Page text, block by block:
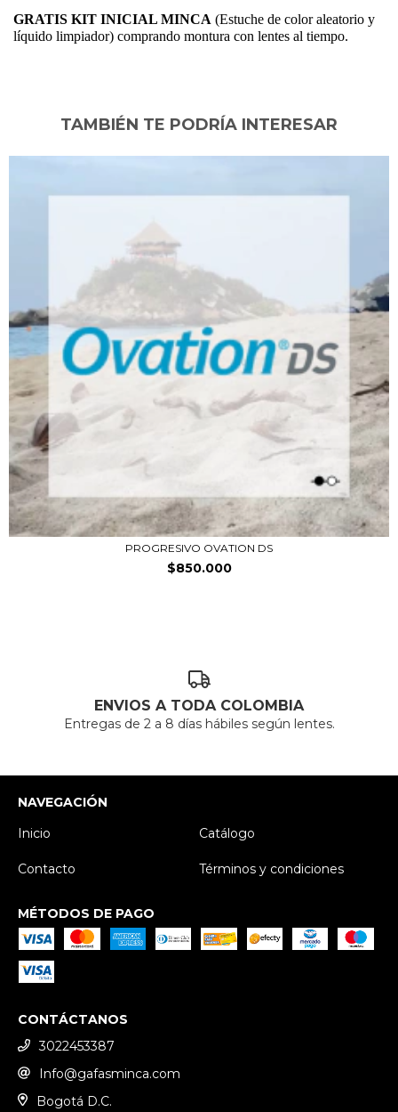
GRATIS KIT INICIAL MINCA (Estuche de color aleatorio y
líquido limpiador) comprando montura con lentes al tiempo.
TAMBIÉN TE PODRÍA INTERESAR
PROGRESIVO OVATION DS
$850.000
ENVIOS A TODA COLOMBIA
Entregas de 2 a 8 días hábiles según lentes.
NAVEGACIÓN
Inicio
Catálogo
Contacto Términos y condiciones
MÉTODOS DE PAGO
CONTÁCTANOS
3022453387
Info@gafasminca.com
Bogotá D.C.